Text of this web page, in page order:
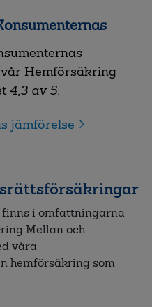
Hemförsäkring
4,3 av 5.
jämförelse
i omfattningarna
Mellan och
våra
hemförsäkring som